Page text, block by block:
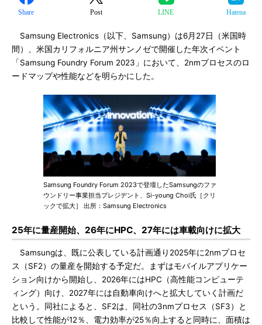
Share Post LINE Hatena
Samsung Electronics（以下、Samsung）は6月27日（米国時
間）、米国カリフォルニア州サンノゼで開催した年次イベント
「Samsung Foundry Forum 2023」において、2nmプロセスのロ
ードマップや性能などを明らかにした。
Samsung Foundry Forum 2023で登壇したSamsungのファ
ウンドリー事業担当プレジデント、Si-young Choi氏［クリ
ックで拡大］ 出所：Samsung Electronics
25年に量産開始、26年にHPC、27年には車載向けに拡大
Samsungは、既に公表している計画通り2025年に2nmプロセ
ス（SF2）の量産を開始する予定だ。まずはモバイルアプリケー
ション向けから開始し、2026年にはHPC（高性能コンピューテ
ィング）向け、2027年には自動車向けへと拡大していく計画だ
という。同社によると、SF2は、同社の3nmプロセス（SF3）と
比較して性能が12％、電力効率が25％向上すると同時に、面積は